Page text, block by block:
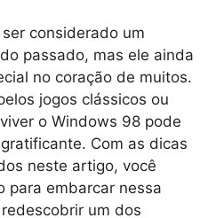
considerado um
passado, mas ele ainda
no coração de muitos.
jogos clássicos ou
o Windows 98 pode
Com as dicas
neste artigo, você
para embarcar nessa
um dos